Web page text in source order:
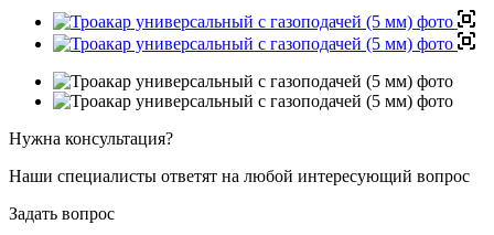
Нужна консультация?
Наши специалисты ответят на любой интересующий вопрос
Задать вопрос